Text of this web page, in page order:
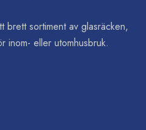
brett sortiment av glasräcken,
inom- eller utomhusbruk.